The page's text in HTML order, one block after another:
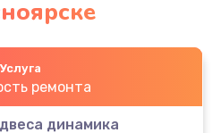
Услуга
ремонта
динамика